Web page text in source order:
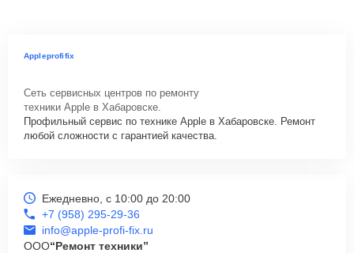
Appleprofifix
Сеть сервисных центров по ремонту
техники Apple в Хабаровске.
Профильный сервис по технике Apple в Хабаровске. Ремонт
любой сложности с гарантией качества.
Ежедневно, с 10:00 до 20:00
+7 (958) 295-29-36
info@apple-profi-fix.ru
ООО“Ремонт техники”